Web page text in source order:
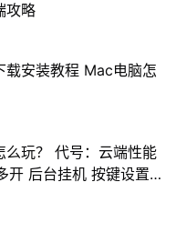
攻略
载安装教程 Mac电脑怎
么玩？ 代号：云端性能
开 后台挂机 按键设置